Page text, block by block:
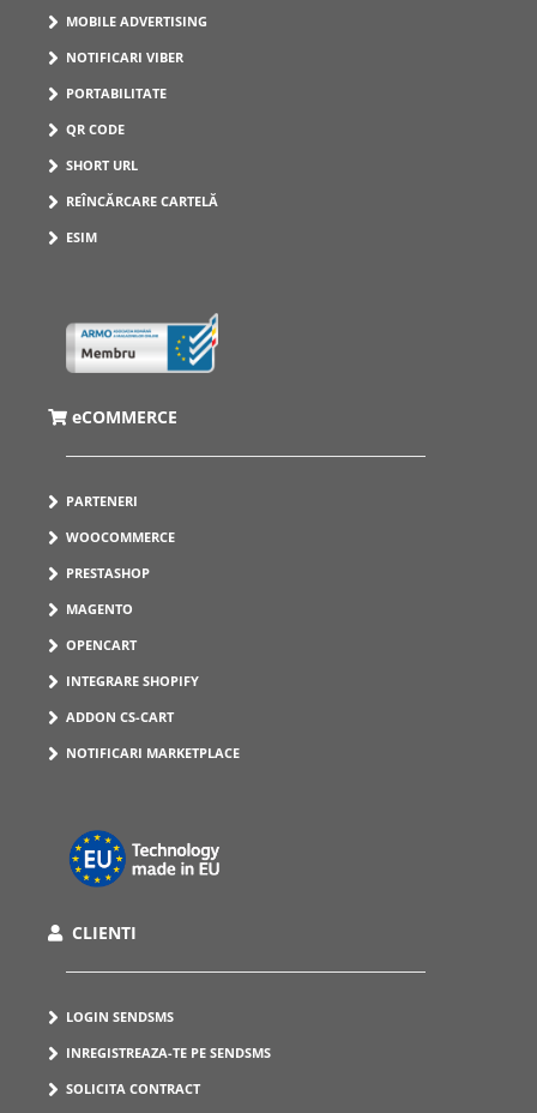
MOBILE ADVERTISING
NOTIFICARI VIBER
PORTABILITATE
QR CODE
SHORT URL
REÎNCĂRCARE CARTELĂ
ESIM
eCOMMERCE
PARTENERI
WOOCOMMERCE
PRESTASHOP
MAGENTO
OPENCART
INTEGRARE SHOPIFY
ADDON CS-CART
NOTIFICARI MARKETPLACE
CLIENTI
LOGIN SENDSMS
INREGISTREAZA-TE PE SENDSMS
SOLICITA CONTRACT